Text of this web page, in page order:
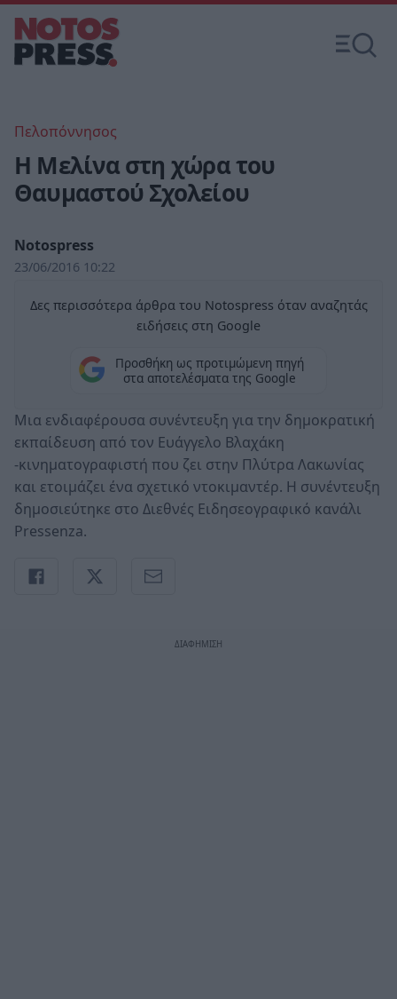
Πελοπόννησος
Η Μελίνα στη χώρα του
Θαυμαστού Σχολείου
Notospress
23/06/2016 10:22
Δες περισσότερα άρθρα του Notospress όταν αναζητάς
ειδήσεις στη Google
Προσθήκη ως προτιμώμενη πηγή
στα αποτελέσματα της Google
Μια ενδιαφέρουσα συνέντευξη για την δημοκρατική
εκπαίδευση από τον Ευάγγελο Βλαχάκη
-κινηματογραφιστή που ζει στην Πλύτρα Λακωνίας
και ετοιμάζει ένα σχετικό ντοκιμαντέρ. Η συνέντευξη
δημοσιεύτηκε στο Διεθνές Ειδησεογραφικό κανάλι
Pressenza.